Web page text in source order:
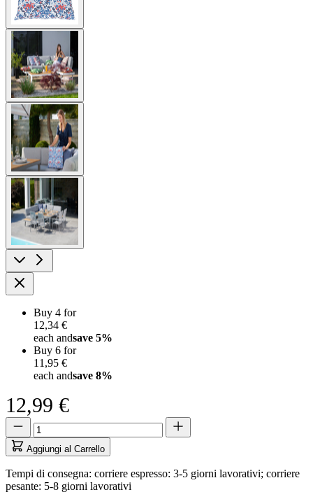
View
larger
image
View
larger
image
View
larger
image
Buy 4 for
12,34 €
each andsave 5%
Buy 6 for
11,95 €
each andsave 8%
12,99 €
Quantità
aggiornata
1
Quantità
Aggiungi al Carrello
Tempi di consegna: corriere espresso: 3-5 giorni lavorativi; corriere
pesante: 5-8 giorni lavorativi